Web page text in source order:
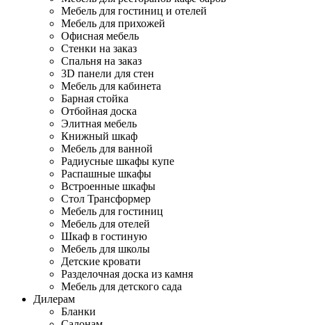
Мебель для гостиниц и отелей
Мебель для прихожей
Офисная мебель
Стенки на заказ
Спальня на заказ
3D панели для стен
Мебель для кабинета
Барная стойка
Отбойная доска
Элитная мебель
Книжный шкаф
Мебель для ванной
Радиусные шкафы купе
Распашные шкафы
Встроенные шкафы
Стол Трансформер
Мебель для гостиниц
Мебель для отелей
Шкаф в гостиную
Мебель для школы
Детские кровати
Разделочная доска из камня
Мебель для детского сада
Дилерам
Бланки